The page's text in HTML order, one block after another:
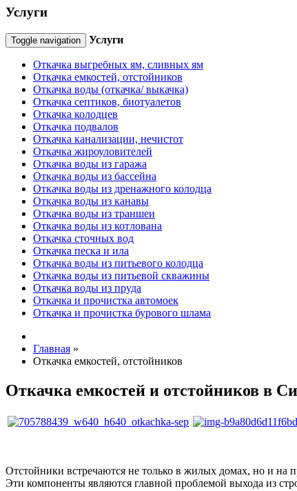
Услуги
Toggle navigation Услуги
Откачка выгребных ям, сливных ям
Откачка емкостей, отстойников
Откачка воды (откачка/ выкачка)
Откачка септиков, биотуалетов
Откачка колодцев
Откачка подвалов
Откачка канализации, нечистот
Откачка жироуловителей
Откачка воды из гаража
Откачка воды из бассейна
Откачка воды из дренажного колодца
Откачка воды из канавы
Откачка воды из траншеи
Откачка воды из котлована
Откачка сточных вод
Откачка песка и ила
Откачка воды из питьевого колодца
Откачка воды из питьевой скважины
Откачка воды из пруда
Откачка и прочистка автомоек
Откачка и прочистка бурового шлама
Главная »
Откачка емкостей, отстойников
Откачка емкостей и отстойников в
Отстойники встречаются не только в жилых домах, но и на
Эти компоненты являются главной проблемой выхода из